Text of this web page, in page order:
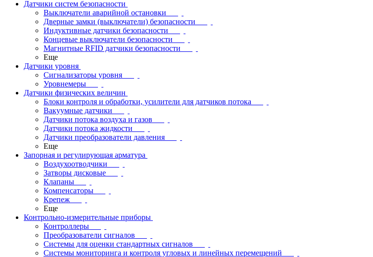
Датчики систем безопасности
Выключатели аварийной остановки
Дверные замки (выключатели) безопасности
Индуктивные датчики безопасности
Концевые выключатели безопасности
Магнитные RFID датчики безопасности
Еще
Датчики уровня
Сигнализаторы уровня
Уровнемеры
Датчики физических величин
Блоки контроля и обработки, усилители для датчиков потока
Вакуумные датчики
Датчики потока воздуха и газов
Датчики потока жидкости
Датчики преобразователи давления
Еще
Запорная и регулирующая арматура
Воздухоотводчики
Затворы дисковые
Клапаны
Компенсаторы
Крепеж
Еще
Контрольно-измерительные приборы
Контроллеры
Преобразователи сигналов
Системы для оценки стандартных сигналов
Системы мониторинга и контроля угловых и линейных перемещений